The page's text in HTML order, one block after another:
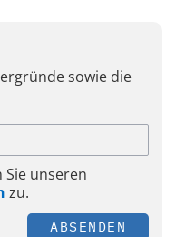
sowie die
unseren
zu.
ABSENDEN